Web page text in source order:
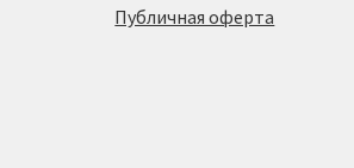
Публичная оферта